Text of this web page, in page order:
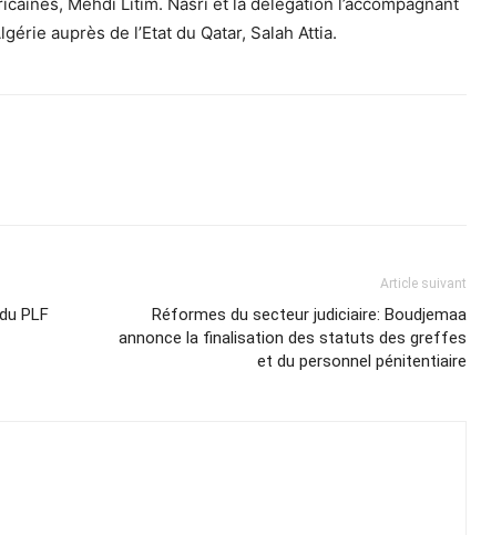
auprès de l’Etat du Qatar, Salah Attia.
PLF
Article suivant
Réformes du secteur judiciaire: Boudjemaa
annonce la finalisation des statuts des greffes
et du personnel pénitentiaire